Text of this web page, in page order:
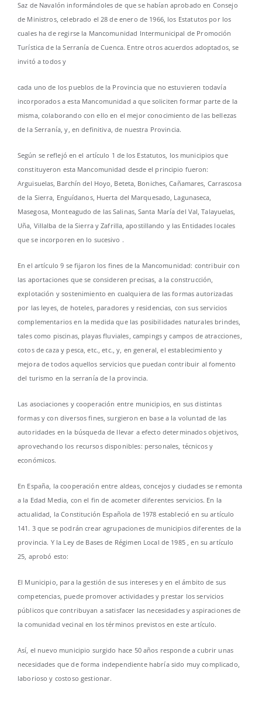
Saz de Navalón informándoles de que se habían aprobado en Consejo
de Ministros, celebrado el 28 de enero de 1966, los Estatutos por los
cuales ha de regirse la Mancomunidad Intermunicipal de Promoción
Turística de la Serranía de Cuenca. Entre otros acuerdos adoptados, se
invitó a todos y
cada uno de los pueblos de la Provincia que no estuvieren todavía
incorporados a esta Mancomunidad a que soliciten formar parte de la
misma, colaborando con ello en el mejor conocimiento de las bellezas
de la Serranía, y, en definitiva, de nuestra Provincia.
Según se reflejó en el artículo 1 de los Estatutos, los municipios que
constituyeron esta Mancomunidad desde el principio fueron:
Arguisuelas, Barchín del Hoyo, Beteta, Boniches, Cañamares, Carrascosa
de la Sierra, Enguídanos, Huerta del Marquesado, Lagunaseca,
Masegosa, Monteagudo de las Salinas, Santa María del Val, Talayuelas,
Uña, Villalba de la Sierra y Zafrilla, apostillando y las Entidades locales
que se incorporen en lo sucesivo .
En el artículo 9 se fijaron los fines de la Mancomunidad: contribuir con
las aportaciones que se consideren precisas, a la construcción,
explotación y sostenimiento en cualquiera de las formas autorizadas
por las leyes, de hoteles, paradores y residencias, con sus servicios
complementarios en la medida que las posibilidades naturales brindes,
tales como piscinas, playas fluviales, campings y campos de atracciones,
cotos de caza y pesca, etc., etc., y, en general, el establecimiento y
mejora de todos aquellos servicios que puedan contribuir al fomento
del turismo en la serranía de la provincia.
Las asociaciones y cooperación entre municipios, en sus distintas
formas y con diversos fines, surgieron en base a la voluntad de las
autoridades en la búsqueda de llevar a efecto determinados objetivos,
aprovechando los recursos disponibles: personales, técnicos y
económicos.
En España, la cooperación entre aldeas, concejos y ciudades se remonta
a la Edad Media, con el fin de acometer diferentes servicios. En la
actualidad, la Constitución Española de 1978 estableció en su artículo
141. 3 que se podrán crear agrupaciones de municipios diferentes de la
provincia. Y la Ley de Bases de Régimen Local de 1985 , en su artículo
25, aprobó esto:
El Municipio, para la gestión de sus intereses y en el ámbito de sus
competencias, puede promover actividades y prestar los servicios
públicos que contribuyan a satisfacer las necesidades y aspiraciones de
la comunidad vecinal en los términos previstos en este artículo.
Así, el nuevo municipio surgido hace 50 años responde a cubrir unas
necesidades que de forma independiente habría sido muy complicado,
laborioso y costoso gestionar.